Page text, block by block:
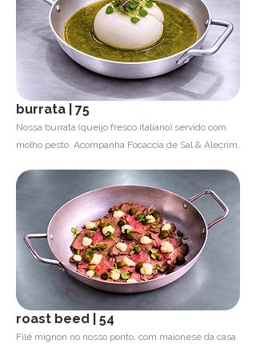
burrata | 75
Nossa burrata (queijo fresco italiano) servido com
molho pesto. Acompanha Focaccia de Sal & Alecrim.
roast beed | 54
Filé mignon no nosso ponto, com maionese da casa